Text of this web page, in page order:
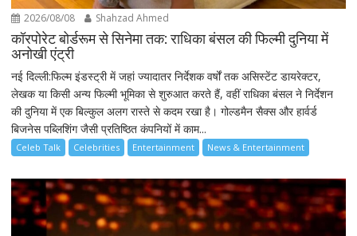
2026/08/08 Shahzad Ahmed
कॉरपोरेट बोर्डरूम से सिनेमा तक: राधिका बंसल की फिल्मी दुनिया में
अनोखी एंट्री
नई दिल्ली:फिल्म इंडस्ट्री में जहां ज्यादातर निर्देशक वर्षों तक असिस्टेंट डायरेक्टर,
लेखक या किसी अन्य फिल्मी भूमिका से शुरुआत करते हैं, वहीं राधिका बंसल ने निर्देशन
की दुनिया में एक बिल्कुल अलग रास्ते से कदम रखा है। गोल्डमैन सैक्स और हार्वर्ड
बिजनेस पब्लिशिंग जैसी प्रतिष्ठित कंपनियों में काम...
Celeb Talk Celebrities Entertainment News & Entertainment